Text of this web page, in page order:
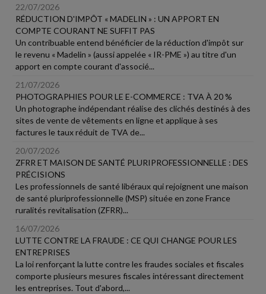
22/07/2026
RÉDUCTION D'IMPÔT « MADELIN » : UN APPORT EN
COMPTE COURANT NE SUFFIT PAS
Un contribuable entend bénéficier de la réduction d'impôt sur
le revenu « Madelin » (aussi appelée « IR-PME ») au titre d'un
apport en compte courant d'associé...
21/07/2026
PHOTOGRAPHIES POUR LE E-COMMERCE : TVA À 20 %
Un photographe indépendant réalise des clichés destinés à des
sites de vente de vêtements en ligne et applique à ses
factures le taux réduit de TVA de...
20/07/2026
ZFRR ET MAISON DE SANTÉ PLURIPROFESSIONNELLE : DES
PRÉCISIONS
Les professionnels de santé libéraux qui rejoignent une maison
de santé pluriprofessionnelle (MSP) située en zone France
ruralités revitalisation (ZFRR)...
16/07/2026
LUTTE CONTRE LA FRAUDE : CE QUI CHANGE POUR LES
ENTREPRISES
La loi renforçant la lutte contre les fraudes sociales et fiscales
comporte plusieurs mesures fiscales intéressant directement
les entreprises. Tout d'abord,...